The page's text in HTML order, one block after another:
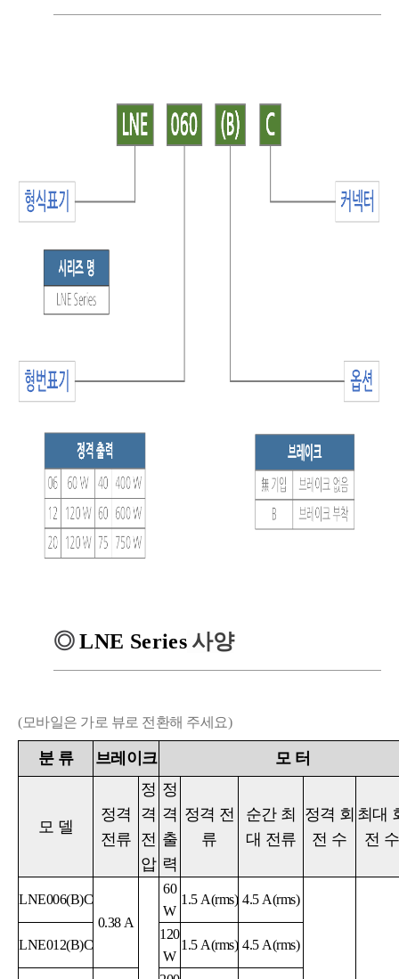
◎LNE Series 사양
(모바일은 가로 뷰로 전환해 주세요)
분 류 브레이크 모 터
모 델
정격
전류
정
격
전
압
정
격
출
력
정격 전
류
순간 최
대 전류
정격 회
전 수
최대
전 수
LNE006(B)C
0.38 A
60
W
1.5 A(rms) 4.5 A(rms)
LNE012(B)C
120
W
1.5 A(rms) 4.5 A(rms)